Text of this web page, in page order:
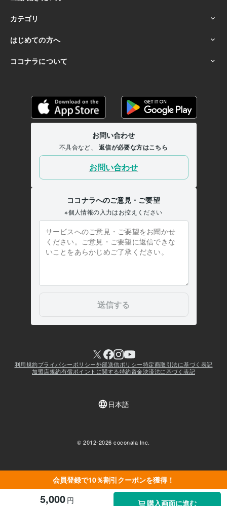
会員登録で10％割引クーポンを獲得！
5,000 円 購入画面に進む